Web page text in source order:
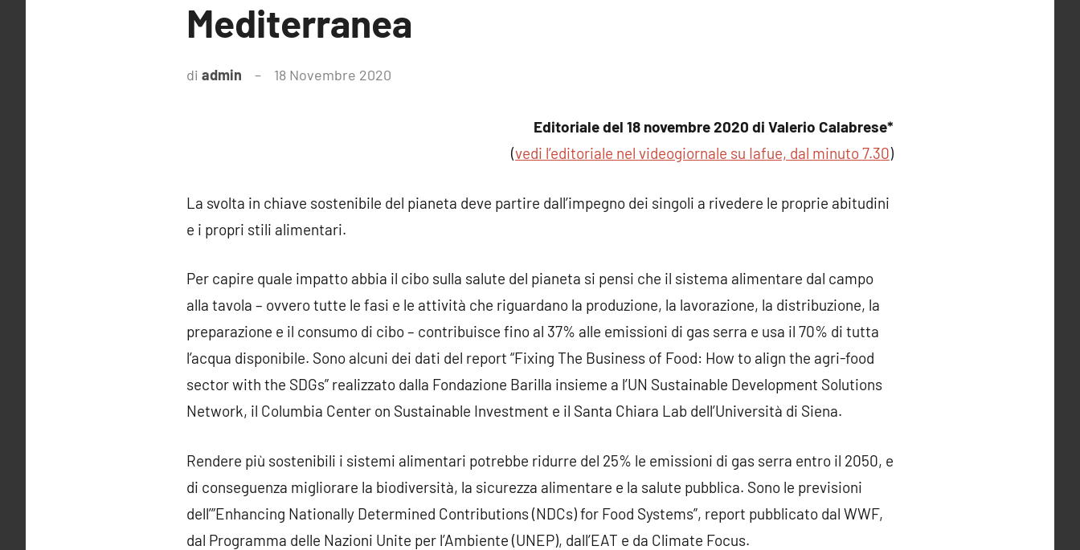
Mediterranea
di admin 18 Novembre 2020
Editoriale del 18 novembre 2020 di Valerio Calabrese*
(vedi l’editoriale nel videogiornale su Iafue, dal minuto 7.30)
La svolta in chiave sostenibile del pianeta deve partire dall’impegno dei singoli a rivedere le proprie abitudini
e i propri stili alimentari.
Per capire quale impatto abbia il cibo sulla salute del pianeta si pensi che il sistema alimentare dal campo
alla tavola – ovvero tutte le fasi e le attività che riguardano la produzione, la lavorazione, la distribuzione, la
preparazione e il consumo di cibo – contribuisce fino al 37% alle emissioni di gas serra e usa il 70% di tutta
l’acqua disponibile. Sono alcuni dei dati del report “Fixing The Business of Food: How to align the agri-food
sector with the SDGs” realizzato dalla Fondazione Barilla insieme a l’UN Sustainable Development Solutions
Network, il Columbia Center on Sustainable Investment e il Santa Chiara Lab dell’Università di Siena.
Rendere più sostenibili i sistemi alimentari potrebbe ridurre del 25% le emissioni di gas serra entro il 2050, e
di conseguenza migliorare la biodiversità, la sicurezza alimentare e la salute pubblica. Sono le previsioni
dell’”Enhancing Nationally Determined Contributions (NDCs) for Food Systems”, report pubblicato dal WWF,
dal Programma delle Nazioni Unite per l’Ambiente (UNEP), dall’EAT e da Climate Focus.